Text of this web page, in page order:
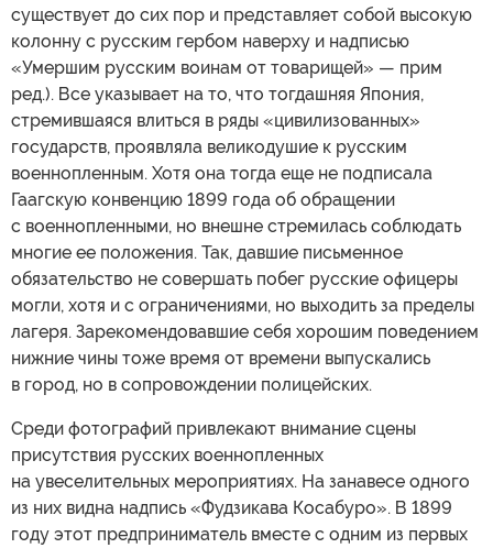
существует до сих пор и представляет собой высокую
колонну с русским гербом наверху и надписью
«Умершим русским воинам от товарищей» — прим
ред.). Все указывает на то, что тогдашняя Япония,
стремившаяся влиться в ряды «цивилизованных»
государств, проявляла великодушие к русским
военнопленным. Хотя она тогда еще не подписала
Гаагскую конвенцию 1899 года об обращении
с военнопленными, но внешне стремилась соблюдать
многие ее положения. Так, давшие письменное
обязательство не совершать побег русские офицеры
могли, хотя и с ограничениями, но выходить за пределы
лагеря. Зарекомендовавшие себя хорошим поведением
нижние чины тоже время от времени выпускались
в город, но в сопровождении полицейских.
Среди фотографий привлекают внимание сцены
присутствия русских военнопленных
на увеселительных мероприятиях. На занавесе одного
из них видна надпись «Фудзикава Косабуро». В 1899
году этот предприниматель вместе с одним из первых